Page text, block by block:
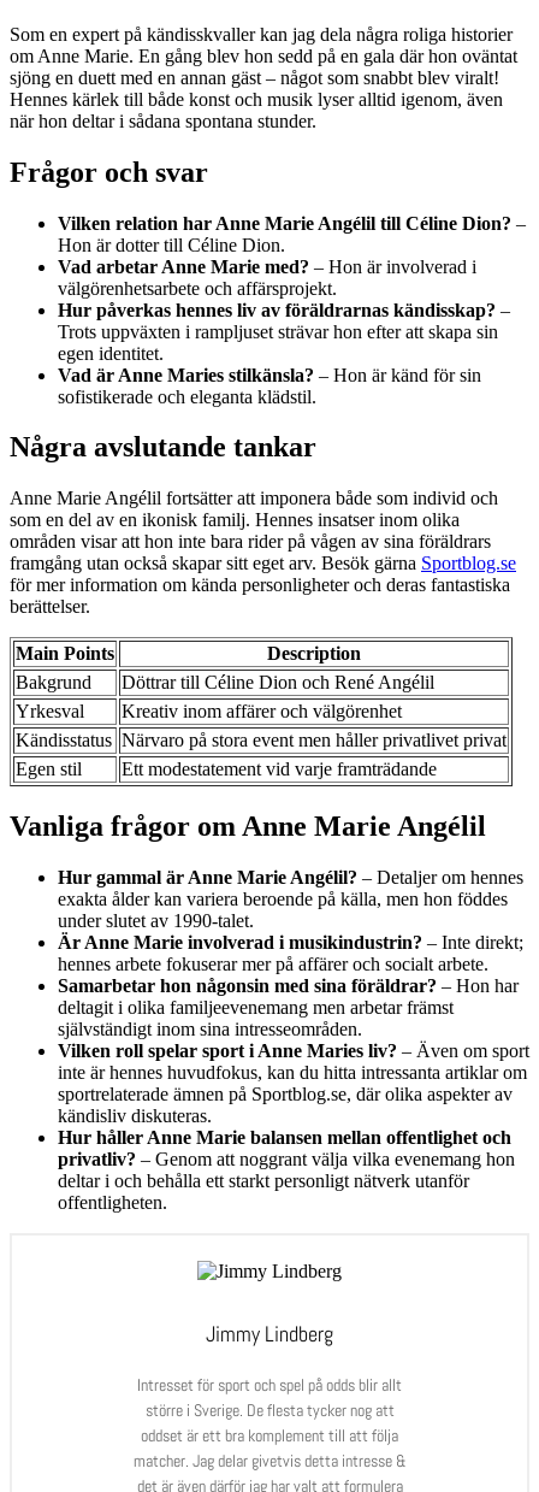
Som en expert på kändisskvaller kan jag dela några roliga historier
om Anne Marie. En gång blev hon sedd på en gala där hon oväntat
sjöng en duett med en annan gäst – något som snabbt blev viralt!
Hennes kärlek till både konst och musik lyser alltid igenom, även
när hon deltar i sådana spontana stunder.
Frågor och svar
Vilken relation har Anne Marie Angélil till Céline Dion? –
Hon är dotter till Céline Dion.
Vad arbetar Anne Marie med? – Hon är involverad i
välgörenhetsarbete och affärsprojekt.
Hur påverkas hennes liv av föräldrarnas kändisskap? –
Trots uppväxten i rampljuset strävar hon efter att skapa sin
egen identitet.
Vad är Anne Maries stilkänsla? – Hon är känd för sin
sofistikerade och eleganta klädstil.
Några avslutande tankar
Anne Marie Angélil fortsätter att imponera både som individ och
som en del av en ikonisk familj. Hennes insatser inom olika
områden visar att hon inte bara rider på vågen av sina föräldrars
framgång utan också skapar sitt eget arv. Besök gärna Sportblog.se
för mer information om kända personligheter och deras fantastiska
berättelser.
Main Points
Description
Bakgrund
Döttrar till Céline Dion och René Angélil
Yrkesval
Kreativ inom affärer och välgörenhet
Kändisstatus Närvaro på stora event men håller privatlivet privat
Egen stil
Ett modestatement vid varje framträdande
Vanliga frågor om Anne Marie Angélil
Hur gammal är Anne Marie Angélil? – Detaljer om hennes
exakta ålder kan variera beroende på källa, men hon föddes
under slutet av 1990-talet.
Är Anne Marie involverad i musikindustrin? – Inte direkt;
hennes arbete fokuserar mer på affärer och socialt arbete.
Samarbetar hon någonsin med sina föräldrar? – Hon har
deltagit i olika familjeevenemang men arbetar främst
självständigt inom sina intresseområden.
Vilken roll spelar sport i Anne Maries liv? – Även om sport
inte är hennes huvudfokus, kan du hitta intressanta artiklar om
sportrelaterade ämnen på Sportblog.se, där olika aspekter av
kändisliv diskuteras.
Hur håller Anne Marie balansen mellan offentlighet och
privatliv? – Genom att noggrant välja vilka evenemang hon
deltar i och behålla ett starkt personligt nätverk utanför
offentligheten.
Jimmy Lindberg
Intresset för sport och spel på odds blir allt
större i Sverige. De flesta tycker nog att
oddset är ett bra komplement till att följa
matcher. Jag delar givetvis detta intresse &
det är även därför jag har valt att formulera